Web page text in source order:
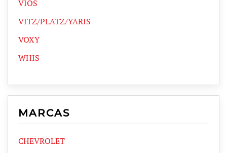
VIOS
VITZ/PLATZ/YARIS
VOXY
WHIS
MARCAS
CHEVROLET